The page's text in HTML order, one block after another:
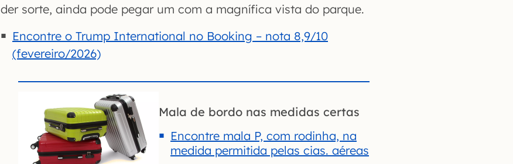
der sorte, ainda pode pegar um com a magnífica vista do parque.
Encontre o Trump International no Booking – nota 8,9/10
(fevereiro/2026)
Mala de bordo nas medidas certas
Encontre mala P, com rodinha, na
medida permitida pelas cias. aéreas